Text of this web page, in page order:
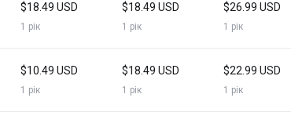
$18.49 USD
1 рік
$18.49 USD
1 рік
$26.99 USD
1 рік
$10.49 USD
1 рік
$18.49 USD
1 рік
$22.99 USD
1 рік